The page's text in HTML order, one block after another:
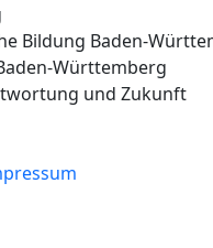
Bildung Baden-
Württemberg
und Zukunft